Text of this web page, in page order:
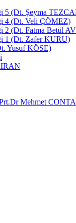
5 (Dt. Şeyma
4 (Dt. Veli ÇÖMEZ)
2 (Dt. Fatma Betül
1 (Dt. Zafer KURU)
Yusuf KÖSE)
Mehmet